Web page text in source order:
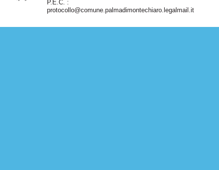
P.E.C. :
protocollo@comune.palmadimontechiaro.legalmail.it